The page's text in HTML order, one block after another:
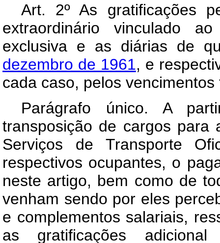
Art. 2º As gratificações
extraordinário vinculado
exclusiva e as diárias de
dezembro de 1961, e
cada caso, pelos
Parágrafo único. A
transposição de cargos para
Serviços de Transporte
respectivos ocupantes, o
neste artigo, bem como de
venham sendo por eles
e complementos salariais,
as gratificações